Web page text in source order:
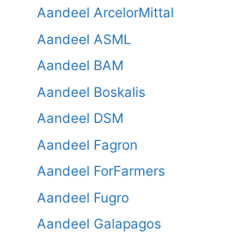
Aandeel ArcelorMittal
Aandeel ASML
Aandeel BAM
Aandeel Boskalis
Aandeel DSM
Aandeel Fagron
Aandeel ForFarmers
Aandeel Fugro
Aandeel Galapagos